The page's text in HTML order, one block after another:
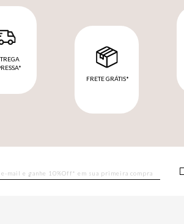
FRETE GRÁTIS*